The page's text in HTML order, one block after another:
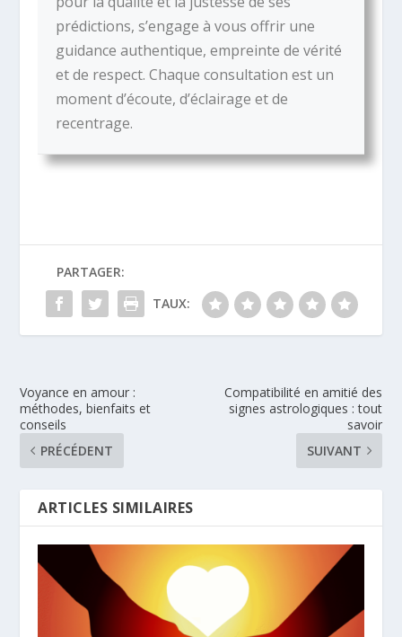
prédictions, s’engage à vous offrir une
guidance authentique, empreinte de vérité
et de respect. Chaque consultation est un
moment d’écoute, d’éclairage et de
recentrage.
PARTAGER:
TAUX:
Voyance en amour :
méthodes, bienfaits et
conseils
PRÉCÉDENT
Compatibilité en amitié des
signes astrologiques : tout
savoir
SUIVANT
ARTICLES SIMILAIRES